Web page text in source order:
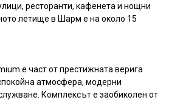
ресторанти, кафенета и нощни
летище в Шарм е на около 15
е част от престижната верига
атмосфера, модерни
Комплексът е заобиколен от